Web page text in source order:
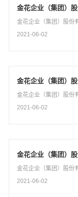
金花企业（集团）
金花企业（集团）股份
2021-06-02
金花企业（集团）
金花企业（集团）股份
2021-06-02
金花企业（集团）
金花企业（集团）股份
2021-06-02